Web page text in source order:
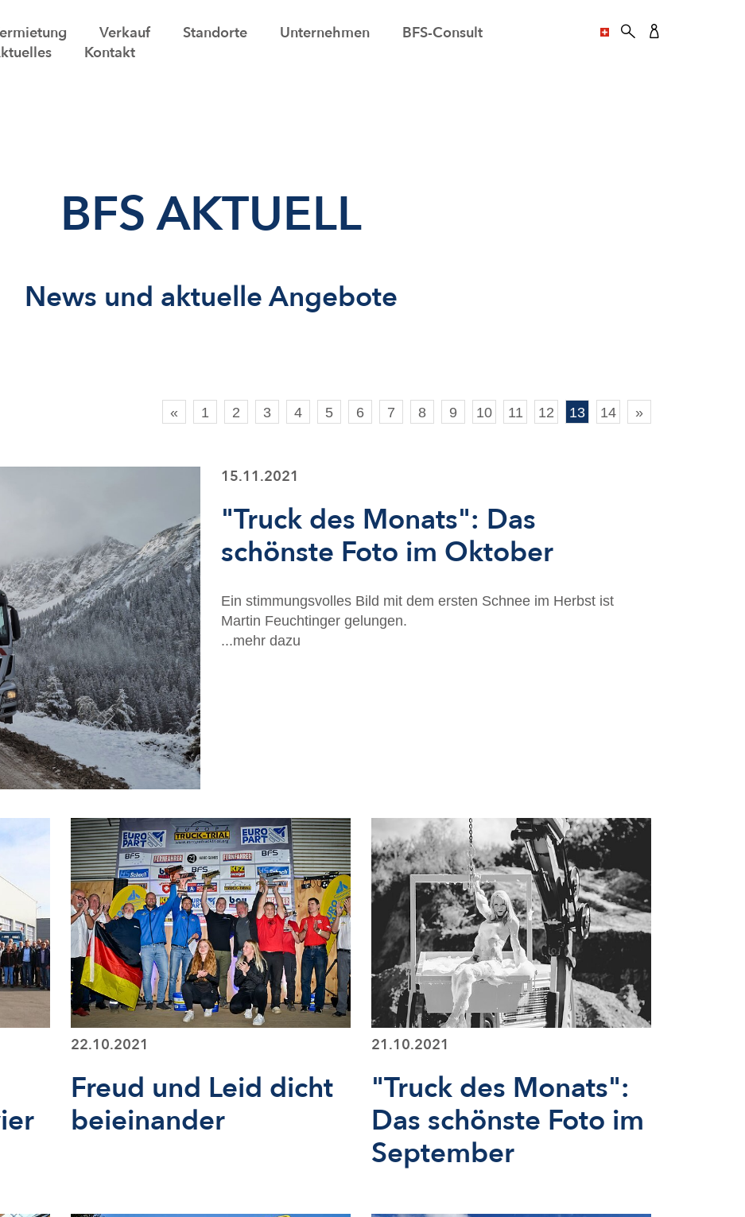
Verkauf Standorte Unternehmen
BFS-Consult
Kontakt
BFS AKTUELL
News und aktuelle Angebote
« 1 2 3 4 5 6 7 8 9 10 11 12 13 14 »
15.11.2021
"Truck des Monats": Das
schönste Foto im Oktober
Ein stimmungsvolles Bild mit dem ersten Schnee im Herbst ist
Martin Feuchtinger gelungen.
...mehr dazu
22.10.2021
Freud und Leid dicht
beieinander
21.10.2021
"Truck des Monats":
Das schönste Foto im
September